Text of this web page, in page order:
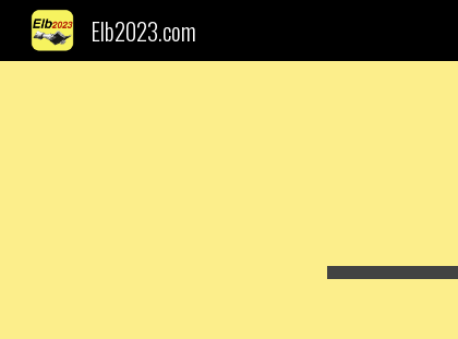
Elb2023.com